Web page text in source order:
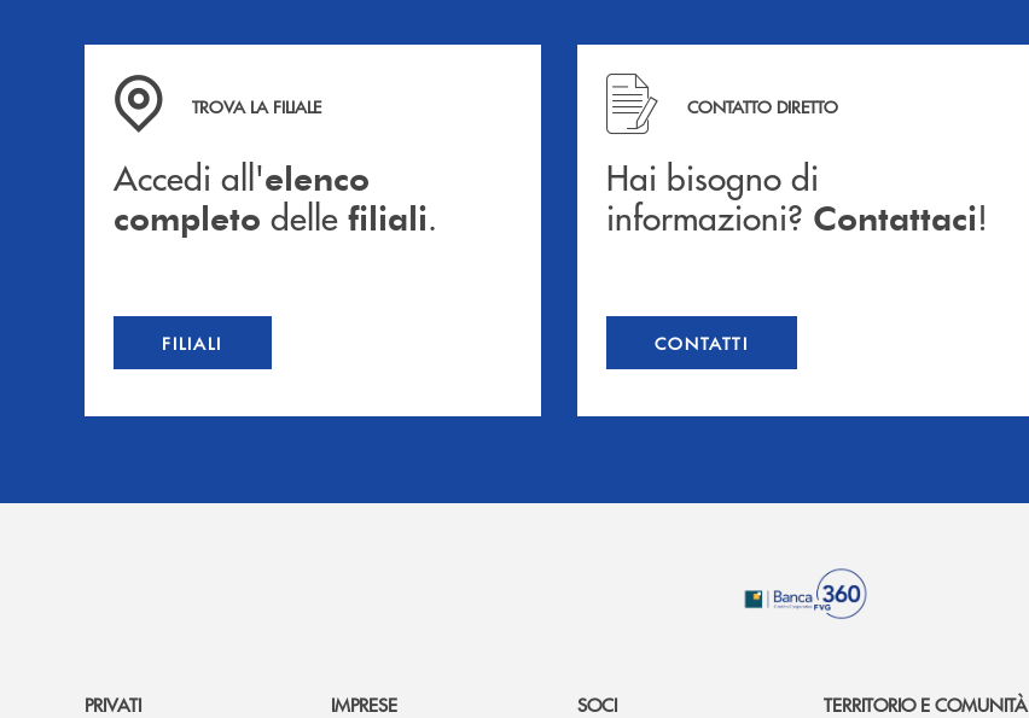
Accedi all' elenco completo delle filiali .
TROVA LA FILIALE
Accedi all'elenco
completo delle filiali.
FILIALI
Hai bisogno di informazioni? Contattaci !
CONTATTO DIRETTO
Hai bisogno di
informazioni? Contattaci!
CONTATTI
PRIVATI
IMPRESE
SOCI
TERRITORIO E COMUNITÀ